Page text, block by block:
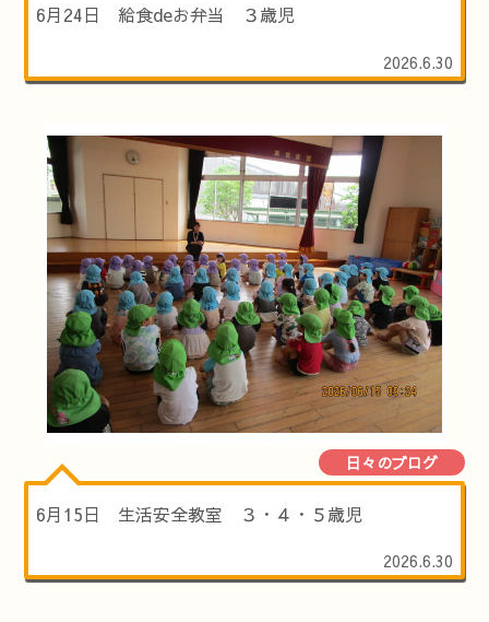
6月24日 給食deお弁当 ３歳児
2026.6.30
日々のブログ
6月15日 生活安全教室 ３・４・５歳児
2026.6.30